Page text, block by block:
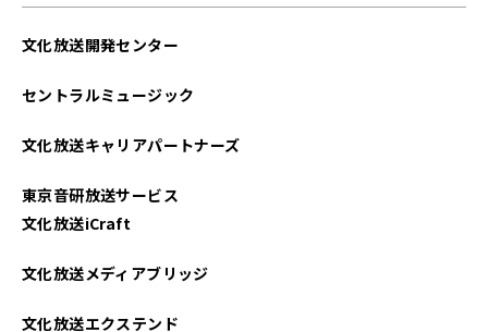
文化放送開発センター
セントラルミュージック
文化放送キャリアパートナーズ
東京音研放送サービス
文化放送iCraft
文化放送メディアブリッジ
文化放送エクステンド